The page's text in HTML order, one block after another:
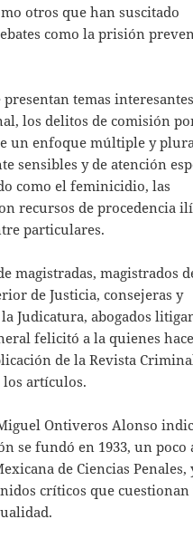
otros que han suscitado
como la prisión
presentan temas
los delitos de comisión
un enfoque múltiple y
sensibles y de atención
como el feminicidio, las
recursos de procedencia
particulares.
magistradas, magistrados
de Justicia, consejeras y
Judicatura, abogados
felicitó a la quienes
de la Revista
los artículos.
Ontiveros Alonso
se fundó en 1933, un poco
de Ciencias Penales,
críticos que cuestionan